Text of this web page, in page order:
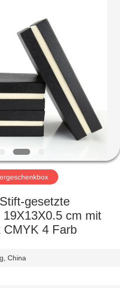
gesetzte
cm mit
CMYK 4 Farb
China